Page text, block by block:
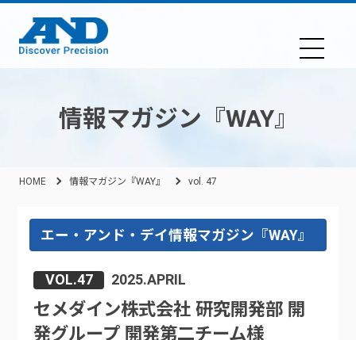
情報マガジン『WAY』
HOME 情報マガジン『WAY』 vol. 47
エー・アンド・デイ情報マガジン『WAY』
VOL.47 2025.APRIL
セメダイン株式会社 研究開発部 開
発グループ 開発第二チーム様